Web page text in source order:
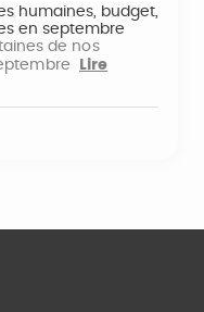
humaines, budget,
en septembre
de nos
Lire